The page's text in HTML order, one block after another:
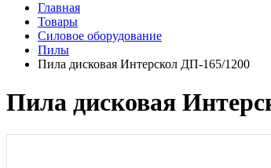
Главная
Товары
Силовое оборудование
Пилы
Пила дисковая Интерскол ДП-165/1200
Пила дисковая